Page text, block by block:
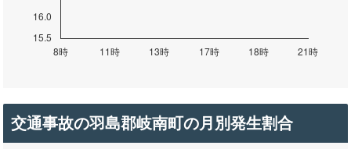
交通事故の羽島郡岐南町の月別発生割合